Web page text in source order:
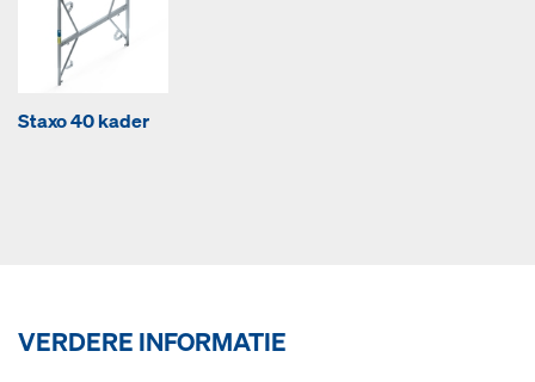
Staxo 40 kader
VERDERE INFORMATIE